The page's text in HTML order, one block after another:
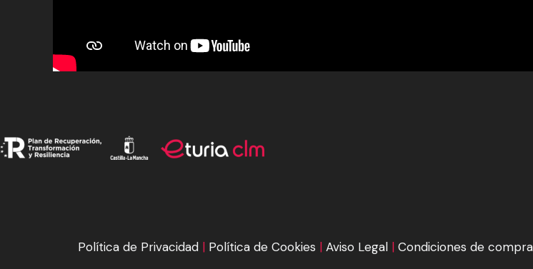
Política de Privacidad | Política de Cookies | Aviso Legal | Condiciones de compra